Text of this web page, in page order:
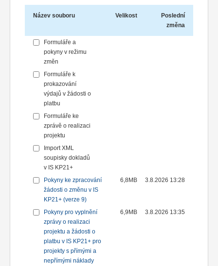
Název souboru Velikost
Poslední
změna
Formuláře a
pokyny v režimu
změn
Formuláře k
prokazování
výdajů v žádosti o
platbu
Formuláře ke
zprávě o realizaci
projektu
Import XML
soupisky dokladů
v IS KP21+
Pokyny ke zpracování
žádosti o změnu v IS
KP21+ (verze 9)
6,8MB 3.8.2026 13:28
Pokyny pro vyplnění
zprávy o realizaci
projektu a žádosti o
platbu v IS KP21+ pro
projekty s přímými a
nepřímými náklady
6,9MB 3.8.2026 13:35